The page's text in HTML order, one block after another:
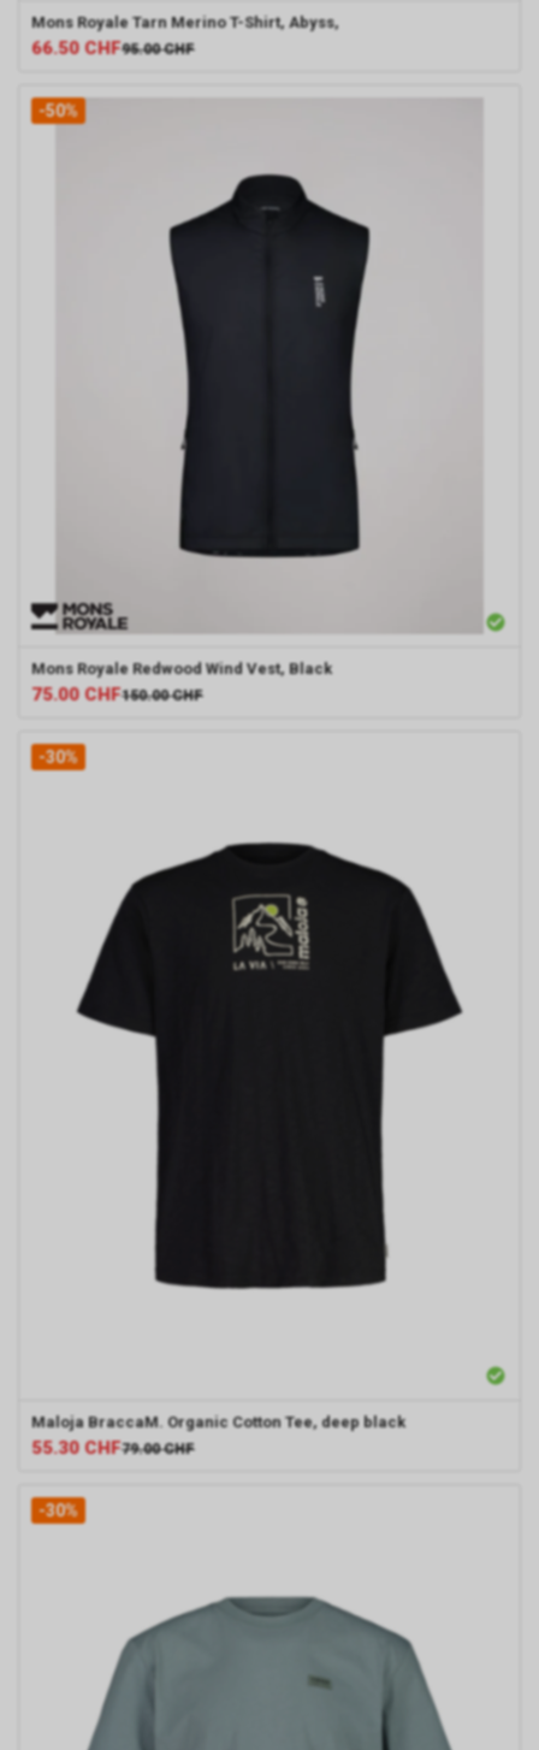
Mons Royale Tarn Merino T-Shirt, Abyss,
66.50 CHF95.00 CHF
-50%
Mons Royale Redwood Wind Vest, Black
75.00 CHF150.00 CHF
-30%
Maloja BraccaM. Organic Cotton Tee, deep black
55.30 CHF79.00 CHF
-30%